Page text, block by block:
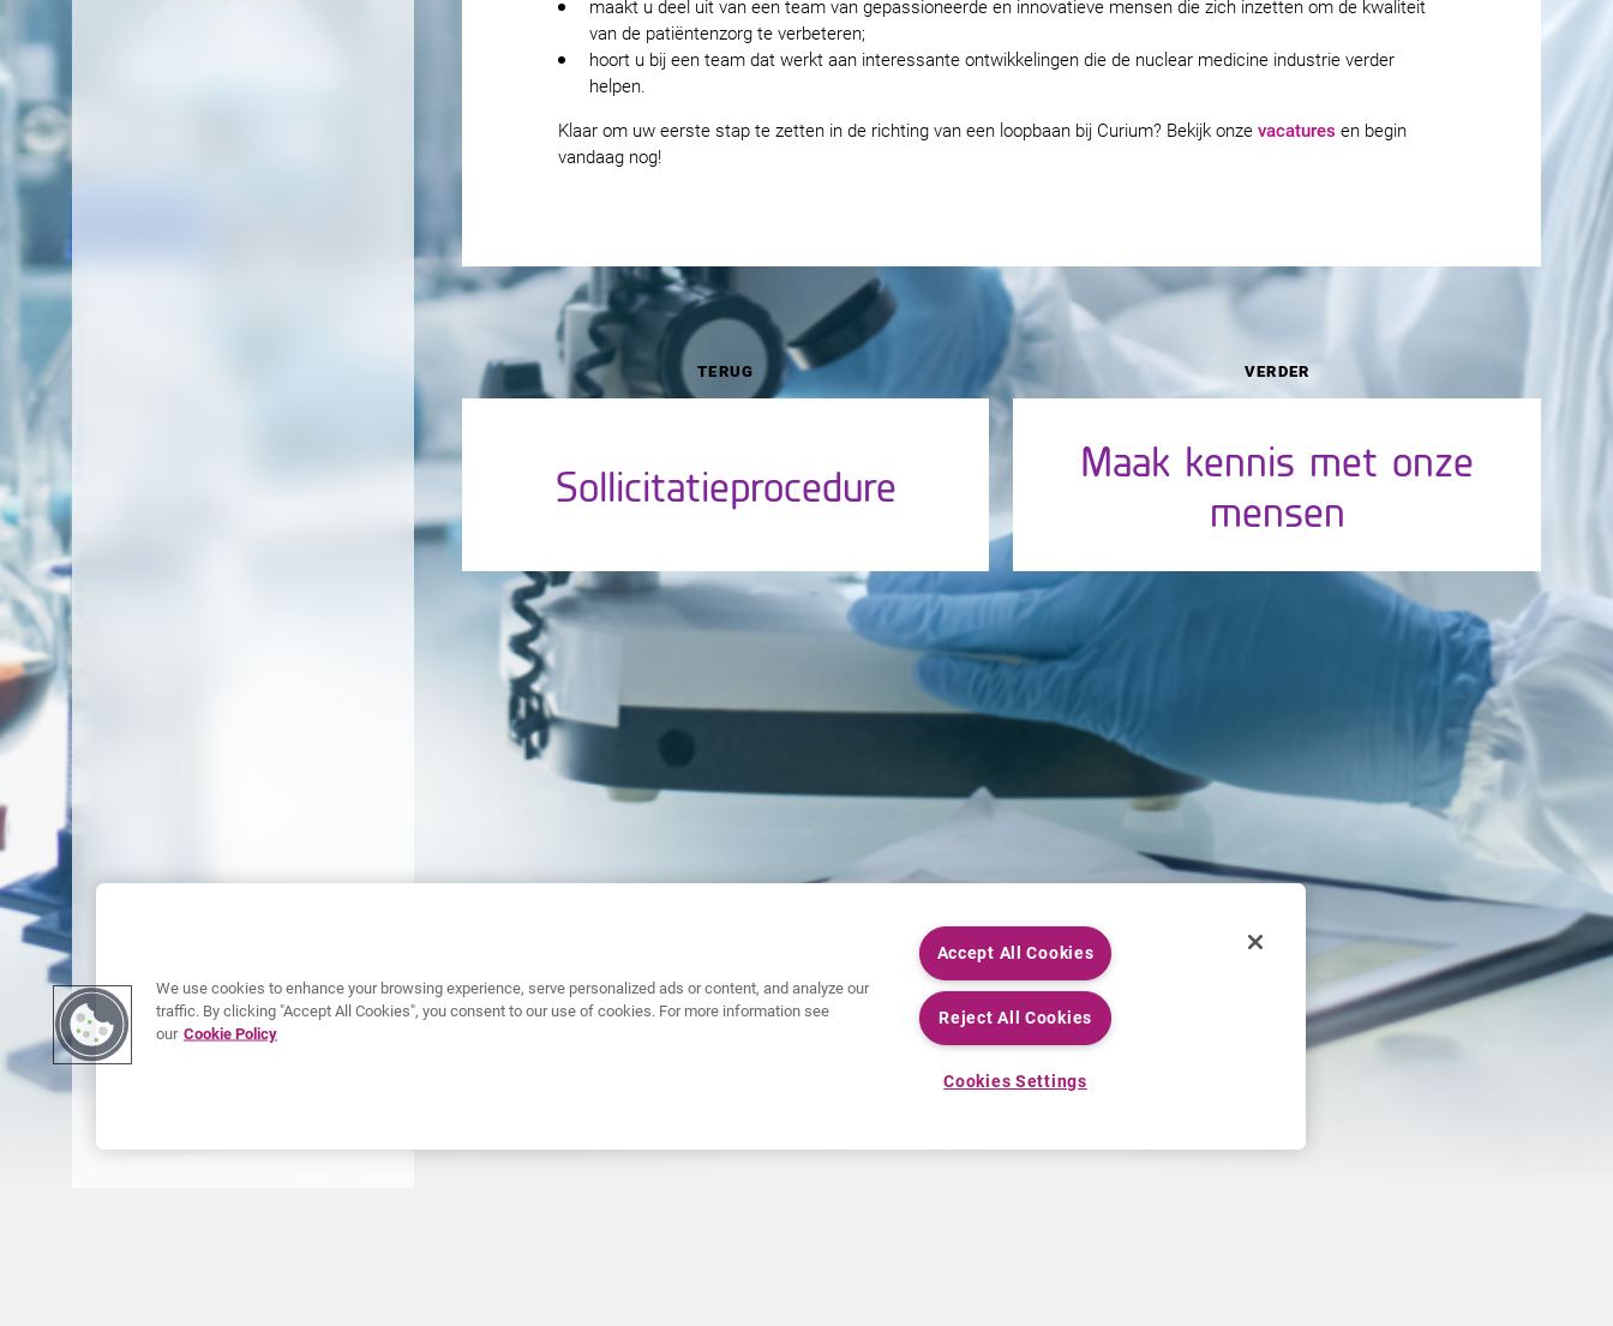
maakt u deel uit van een team van gepassioneerde en innovatieve mensen die zich inzetten om de kwaliteit
van de patiëntenzorg te verbeteren;
hoort u bij een team dat werkt aan interessante ontwikkelingen die de nuclear medicine industrie verder
helpen.
Klaar om uw eerste stap te zetten in de richting van een loopbaan bij Curium? Bekijk onze vacatures en begin
vandaag nog!
TERUG
Sollicitatieprocedure
VERDER
Maak kennis met onze
mensen
We use cookies to enhance your browsing experience, serve personalized ads or content, and analyze our
traffic. By clicking "Accept All Cookies", you consent to our use of cookies. For more information see
our Cookie Policy
Accept All Cookies
Reject All Cookies
Cookies Settings